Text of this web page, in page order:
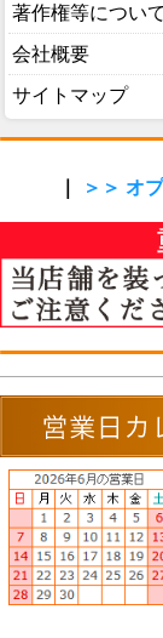
著作権等について
会社概要
サイトマップ
＞＞ オ